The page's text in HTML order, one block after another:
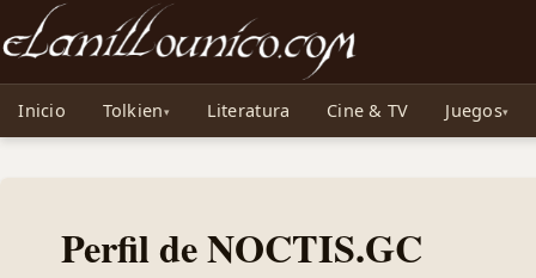
Noticias sobre Tolkien: El Señor de los Anillos, Los Anillos de Poder, La Caza de
Inicio Tolkien Literatura Cine & TV Juegos
Perfil de NOCTIS.GC